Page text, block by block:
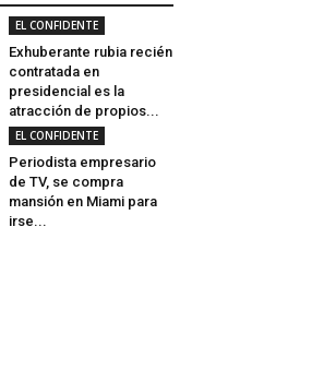
EL CONFIDENTE
Exhuberante rubia recién
contratada en
presidencial es la
atracción de propios...
EL CONFIDENTE
Periodista empresario
de TV, se compra
mansión en Miami para
irse...